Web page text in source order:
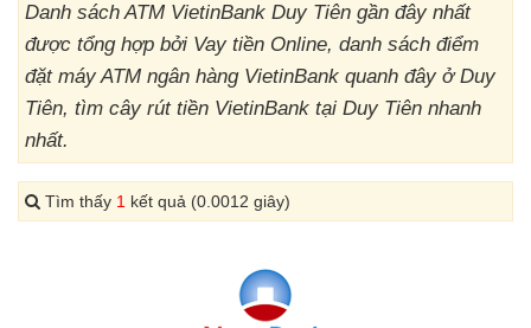
Danh sách ATM VietinBank Duy Tiên gần đây nhất
được tổng hợp bởi Vay tiền Online, danh sách điểm
đặt máy ATM ngân hàng VietinBank quanh đây ở Duy
Tiên, tìm cây rút tiền VietinBank tại Duy Tiên nhanh
nhất.
Tìm thấy 1 kết quả (0.0012 giây)